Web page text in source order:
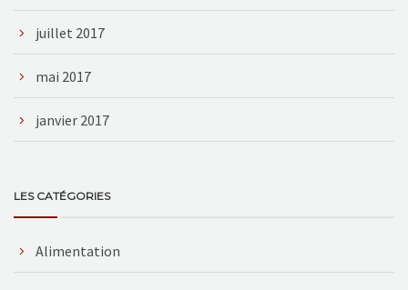
juillet 2017
mai 2017
janvier 2017
LES CATÉGORIES
Alimentation